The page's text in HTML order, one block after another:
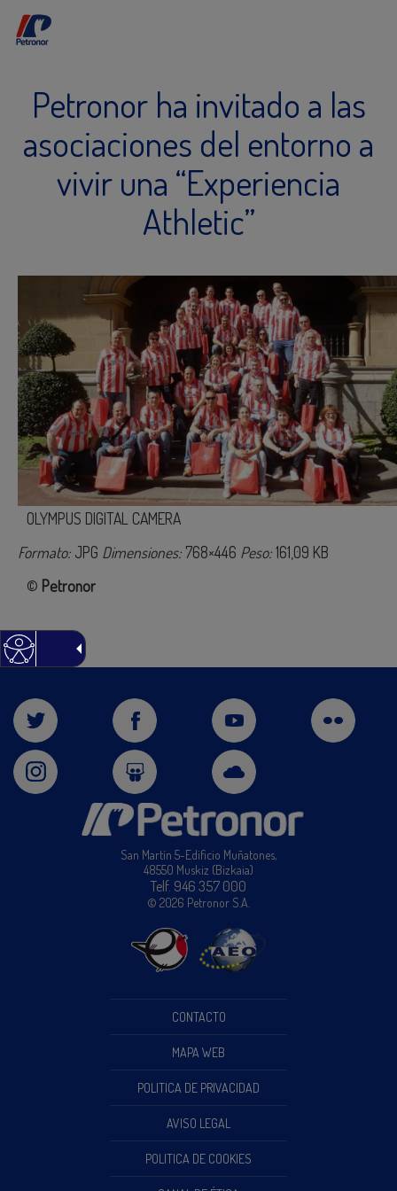
Petronor ha invitado a las
asociaciones del entorno a
vivir una “Experiencia
Athletic”
OLYMPUS DIGITAL CAMERA
Formato: JPG Dimensiones: 768×446 Peso:161,09 KB
© Petronor
San Martín 5-Edificio Muñatones,
48550 Muskiz (Bizkaia)
Telf. 946 357 000
© 2026 Petronor S.A.
CONTACTO
MAPA WEB
POLITICA DE PRIVACIDAD
AVISO LEGAL
POLITICA DE COOKIES